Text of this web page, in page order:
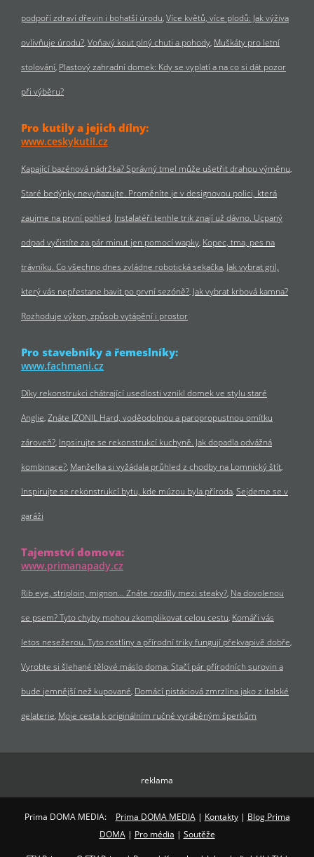
podpoří zdraví dřevin i bohatší úrodu Více květů, více plodů: Jak výživa
ovlivňuje úrodu? Voňavý kout plný chuti a pohody Muškáty pro letní
stolování Plastový zahradní domek: Kdy se vyplatí a na co si dát pozor
při výběru?
Pro kutily a jejich dílny:
www.ceskykutil.cz
Kapající bazénová nádržka? Správný tmel může ušetřit drahou výměnu
Staré bedýnky nevyhazujte. Proměníte je v designovou polici, která
zaujme na první pohled Instalatéři tenhle trik znají už dávno. Ucpaný
odpad vyčistíte za pár minut jen pomocí wapky Kopec, tma, pes na
trávníku. Co všechno dnes zvládne robotická sekačka Jak vybrat gril,
který vás nepřestane bavit po první sezóně? Jak vybrat krbová kamna?
Rozhoduje výkon, způsob vytápění i prostor
Pro stavebníky a řemeslníky:
www.fachmani.cz
Díky rekonstrukci chátrající usedlosti vznikl domek ve stylu staré
Anglie Znáte IZONIL Hard, voděodolnou a paropropustnou omítku
zároveň? Inpsirujte se rekonstrukcí kuchyně. Jak dopadla odvážná
kombinace? Manželka si vyžádala průhled z chodby na Lomnický štít
Inspirujte se rekonstrukcí bytu, kde múzou byla příroda Sejdeme se v
garáži
Tajemství domova:
www.primanapady.cz
Rib eye, striploin, mignon… Znáte rozdíly mezi steaky? Na dovolenou
se psem? Tyto chyby mohou zkomplikovat celou cestu Komáři vás
letos nesežerou. Tyto rostliny a přírodní triky fungují překvapivě dobře
Vyrobte si šlehané tělové máslo doma: Stačí pár přírodních surovin a
bude jemnější než kupované Domácí pistáciová zmrzlina jako z italské
gelaterie Moje cesta k originálním ručně vyráběným šperkům
reklama
Prima DOMA MEDIA: Prima DOMA MEDIA| Kontakty| Blog Prima
DOMA| Pro média | Soutěže